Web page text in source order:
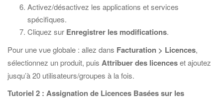
Activez/désactivez les applications et services
spécifiques.
Cliquez sur Enregistrer les modifications.
Pour une vue globale : allez dans Facturation > Licences,
sélectionnez un produit, puis Attribuer des licenceset ajoutez
jusqu’à 20 utilisateurs/groupes à la fois.
Tutoriel 2 : Assignation de Licences Basées sur les